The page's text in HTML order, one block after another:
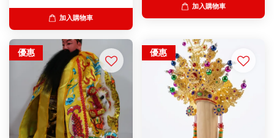
加入購物車
加入購物車
優惠 優惠